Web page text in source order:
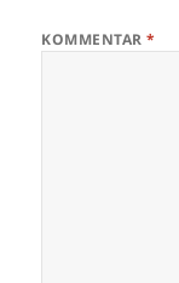
KOMMENTAR*